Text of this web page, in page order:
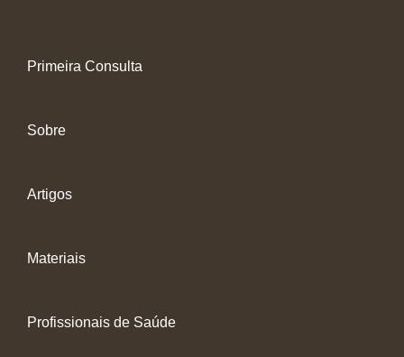
Primeira Consulta
Sobre
Artigos
Materiais
Profissionais de Saúde